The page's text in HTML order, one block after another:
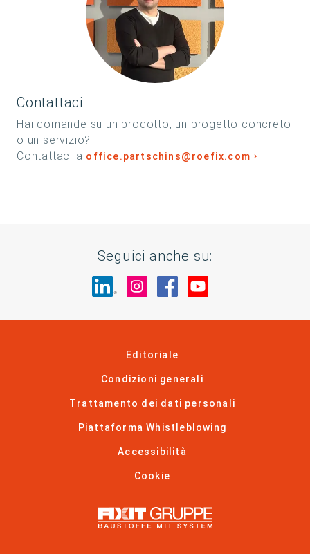
Contattaci
Hai domande su un prodotto, un progetto concreto
o un servizio?
Contattaci a office.partschins@roefix.com
Seguici anche su:
Visita il nostro sito su LinkedIn
Visita il nostro sito su
Visita il nostro sito
Editoriale
Condizioni generali
Trattamento dei dati personali
Piattaforma Whistleblowing
Accessibilità
Cookie